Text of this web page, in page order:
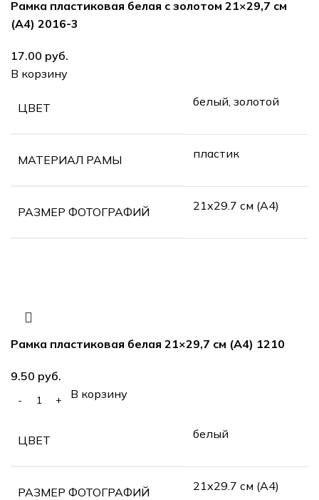
Рамка пластиковая белая с золотом 21×29,7 см
(А4) 2016-3
руб.
В корзину
ЦВЕТ белый, золотой
МАТЕРИАЛ РАМЫ пластик
РАЗМЕР ФОТОГРАФИЙ 21х29.7 см (А4)
Рамка пластиковая белая 21×29,7 см (А4) 1210
руб.
В корзину
ЦВЕТ белый
РАЗМЕР ФОТОГРАФИЙ 21х29.7 см (А4)